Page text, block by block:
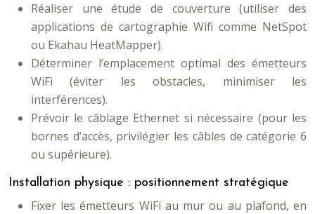
Réaliser une étude de couverture (utiliser des
applications de cartographie Wifi comme NetSpot
ou Ekahau HeatMapper).
Déterminer l’emplacement optimal des émetteurs
WiFi (éviter les obstacles, minimiser les
interférences).
Prévoir le câblage Ethernet si nécessaire (pour les
bornes d’accès, privilégier les câbles de catégorie 6
ou supérieure).
Installation physique : positionnement stratégique
Fixer les émetteurs WiFi au mur ou au plafond, en